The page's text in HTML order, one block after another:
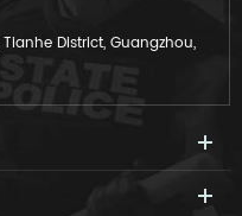
District, Guangzhou,